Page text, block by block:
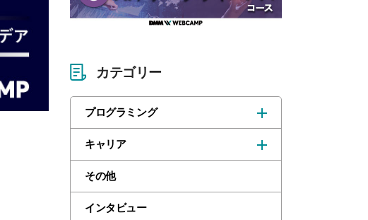
カテゴリー
プログラミング
キャリア
その他
インタビュー